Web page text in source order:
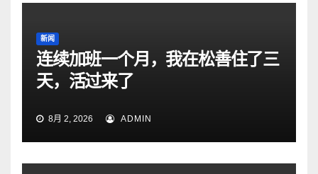
新闻
连续加班一个月，我在松善住了三
天，活过来了
8月 2, 2026 ADMIN